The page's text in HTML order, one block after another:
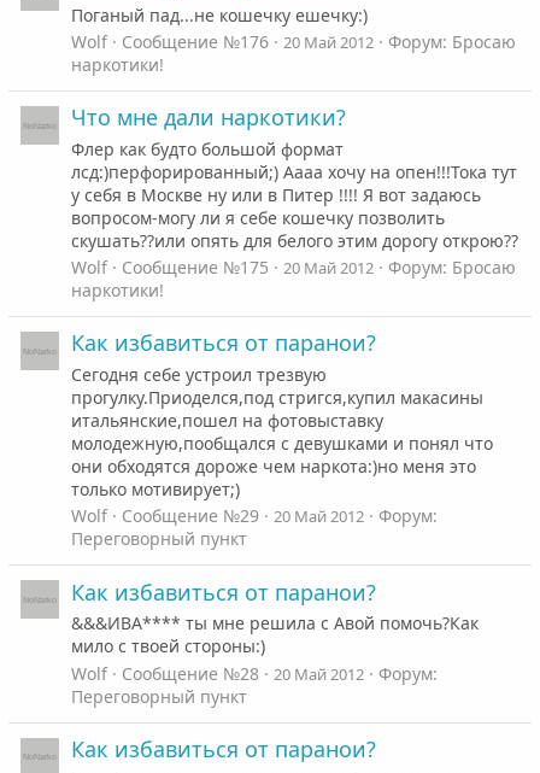
Поганый пад...не кошечку ешечку:)
Wolf
Сообщение №176 20 Май 2012 Форум: Бросаю
наркотики!
Что мне дали наркотики?
Флер как будто большой формат
лсд:)перфорированный;) Аааа хочу на опен!!!Тока тут
у себя в Москве ну или в Питер !!!! Я вот задаюсь
вопросом-могу ли я себе кошечку позволить
скушать??или опять для белого этим дорогу открою??
Wolf
Сообщение №175 20 Май 2012 Форум: Бросаю
наркотики!
Как избавиться от паранои?
Сегодня себе устроил трезвую
прогулку.Приоделся,под стригся,купил макасины
итальянские,пошел на фотовыставку
молодежную,пообщался с девушками и понял что
они обходятся дороже чем наркота:)но меня это
только мотивирует;)
Wolf
Сообщение №29 20 Май 2012
Форум:
Переговорный пункт
Как избавиться от паранои?
&&&ИВА**** ты мне решила с Авой помочь?Как
мило с твоей стороны:)
Wolf
Сообщение №28 20 Май 2012
Форум:
Переговорный пункт
Как избавиться от паранои?